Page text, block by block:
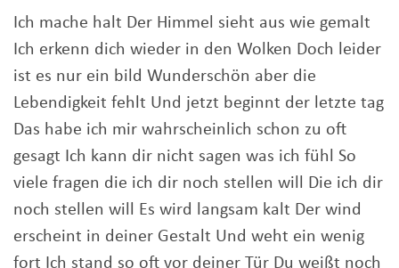
Ich mache halt Der Himmel sieht aus wie gemalt
Ich erkenn dich wieder in den Wolken Doch leider
ist es nur ein bild Wunderschön aber die
Lebendigkeit fehlt Und jetzt beginnt der letzte tag
Das habe ich mir wahrscheinlich schon zu oft
gesagt Ich kann dir nicht sagen was ich fühl So
viele fragen die ich dir noch stellen will Die ich dir
noch stellen will Es wird langsam kalt Der wind
erscheint in deiner Gestalt Und weht ein wenig
fort Ich stand so oft vor deiner Tür Du weißt noch